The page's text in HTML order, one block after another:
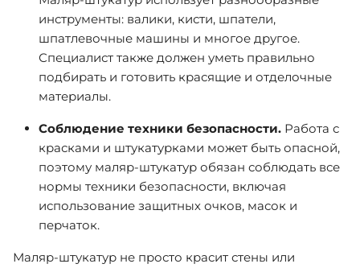
инструменты: валики, кисти, шпатели,
шпатлевочные машины и многое другое.
Специалист также должен уметь правильно
подбирать и готовить красящие и отделочные
материалы.
Соблюдение техники безопасности. Работа с
красками и штукатурками может быть опасной,
поэтому маляр-штукатур обязан соблюдать все
нормы техники безопасности, включая
использование защитных очков, масок и
перчаток.
Маляр-штукатур не просто красит стены или